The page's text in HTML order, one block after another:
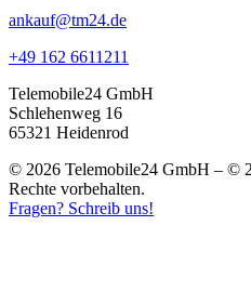
ankauf@tm24.de
+49 162 6611211
Telemobile24 GmbH
Schlehenweg 16
65321 Heidenrod
© 2026 Telemobile24 GmbH – ©
Rechte vorbehalten.
Fragen? Schreib uns!